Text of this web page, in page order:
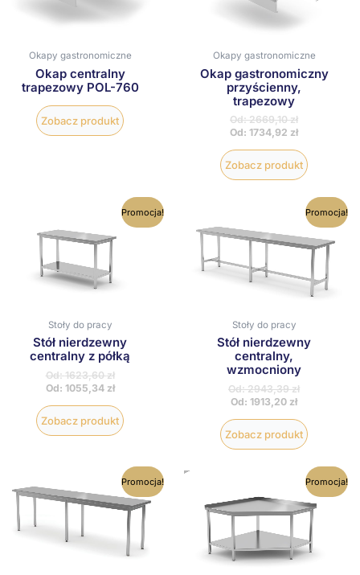
Okapy gastronomiczne
Okap centralny
trapezowy POL-760
Zobacz produkt
Okapy gastronomiczne
Okap gastronomiczny
przyścienny,
trapezowy
Od:2669,10zł
Od: 1734,92 zł
Zobacz produkt
stronie
produktu
Promocja!
Stoły do pracy
Stół nierdzewny
centralny z półką
Od:1623,60zł
Od: 1055,34 zł
Zobacz produkt
Ten
produkt
produktu
Promocja!
Stoły do pracy
Stół nierdzewny
centralny,
wzmocniony
Od:2943,39zł
Od: 1913,20 zł
Zobacz produkt
Ten
produkt
ma
wiele
Opcje
można
produktu
Promocja!
Ten
produkt
ma
wiele
wariantów.
Opcje
można
Promocja!
Ten
produkt
ma
wiele
Opcje
można